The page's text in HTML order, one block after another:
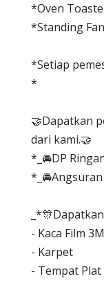
*Oven
*Standing
*Setiap
*
🤝Dapatkan
dari kami.🤝
*_🚘DP
- Kaca Film 3M
- Karpet
- Tempat Plat